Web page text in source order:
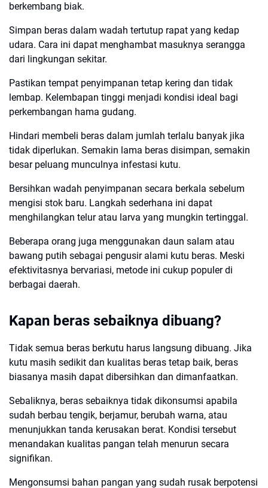
berkembang biak.
Simpan beras dalam wadah tertutup rapat yang kedap
udara. Cara ini dapat menghambat masuknya serangga
dari lingkungan sekitar.
Pastikan tempat penyimpanan tetap kering dan tidak
lembap. Kelembapan tinggi menjadi kondisi ideal bagi
perkembangan hama gudang.
Hindari membeli beras dalam jumlah terlalu banyak jika
tidak diperlukan. Semakin lama beras disimpan, semakin
besar peluang munculnya infestasi kutu.
Bersihkan wadah penyimpanan secara berkala sebelum
mengisi stok baru. Langkah sederhana ini dapat
menghilangkan telur atau larva yang mungkin tertinggal.
Beberapa orang juga menggunakan daun salam atau
bawang putih sebagai pengusir alami kutu beras. Meski
efektivitasnya bervariasi, metode ini cukup populer di
berbagai daerah.
Kapan beras sebaiknya dibuang?
Tidak semua beras berkutu harus langsung dibuang. Jika
kutu masih sedikit dan kualitas beras tetap baik, beras
biasanya masih dapat dibersihkan dan dimanfaatkan.
Sebaliknya, beras sebaiknya tidak dikonsumsi apabila
sudah berbau tengik, berjamur, berubah warna, atau
menunjukkan tanda kerusakan berat. Kondisi tersebut
menandakan kualitas pangan telah menurun secara
signifikan.
Mengonsumsi bahan pangan yang sudah rusak berpotensi